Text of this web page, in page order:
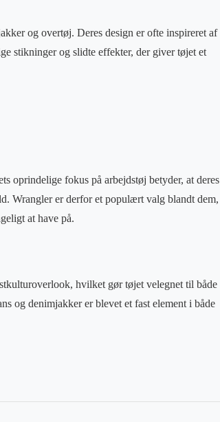
og overtøj. Deres design er ofte inspireret af
stikninger og slidte effekter, der giver tøjet et
oprindelige fokus på arbejdstøj betyder, at deres
Wrangler er derfor et populært valg blandt dem,
at have på.
hvilket gør tøjet velegnet til både
og denimjakker er blevet et fast element i både